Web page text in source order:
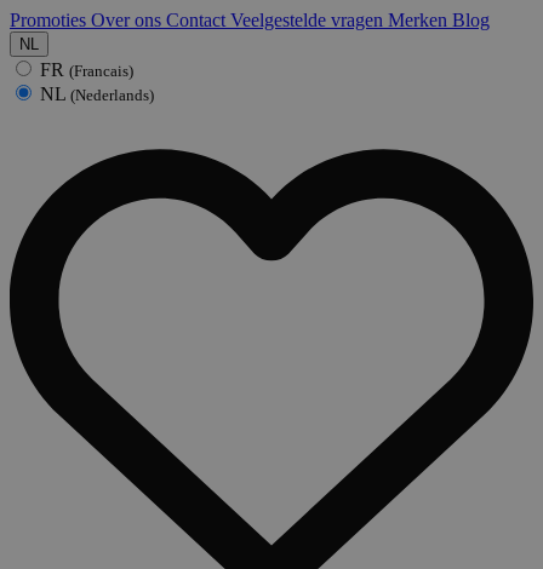
Promoties Over ons Contact Veelgestelde vragen Merken Blog
NL
FR (Francais)
NL (Nederlands)